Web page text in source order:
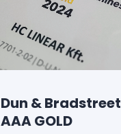
Dun & Bradstreet
AAA GOLD